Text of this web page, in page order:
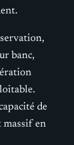
banc,
de
massif en